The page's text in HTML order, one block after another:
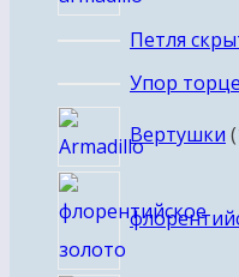
Петля
Упор
Вертушки